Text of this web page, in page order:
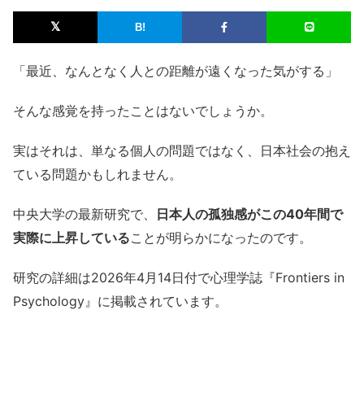
「最近、なんとなく人との距離が遠くなった気がする」
そんな感覚を持ったことはないでしょうか。
実はそれは、単なる個人の問題ではなく、日本社会の抱え
ている問題かもしれません。
中央大学の最新研究で、 日本人の孤独感がこの40年間で
実際に上昇していることが明らかになったのです。
研究の詳細は2026年4月14日付で心理学誌『Frontiers in
Psychology』に掲載されています。